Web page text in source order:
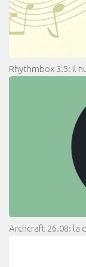
Rhythmbox 3.5: il
Archcraft 26.08: la